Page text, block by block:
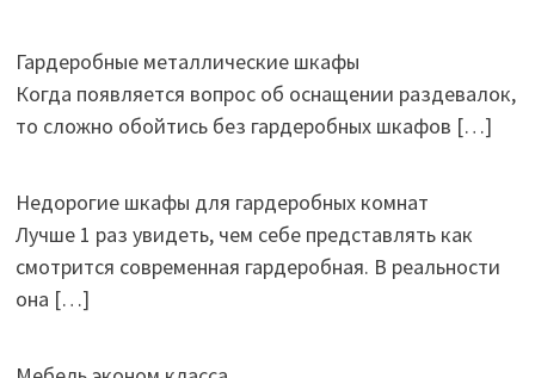
Гардеробные металлические шкафы
Когда появляется вопрос об оснащении раздевалок,
то сложно обойтись без гардеробных шкафов […]
Недорогие шкафы для гардеробных комнат
Лучше 1 раз увидеть, чем себе представлять как
смотрится современная гардеробная. В реальности
она […]